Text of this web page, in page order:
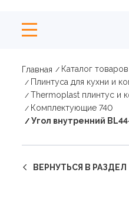
Главная
Каталог товаров
Плинтуса для кухни и
Thermoplast плинтус и
Комплектующие 740
Угол внутренний
ВЕРНУТЬСЯ В РАЗДЕЛ